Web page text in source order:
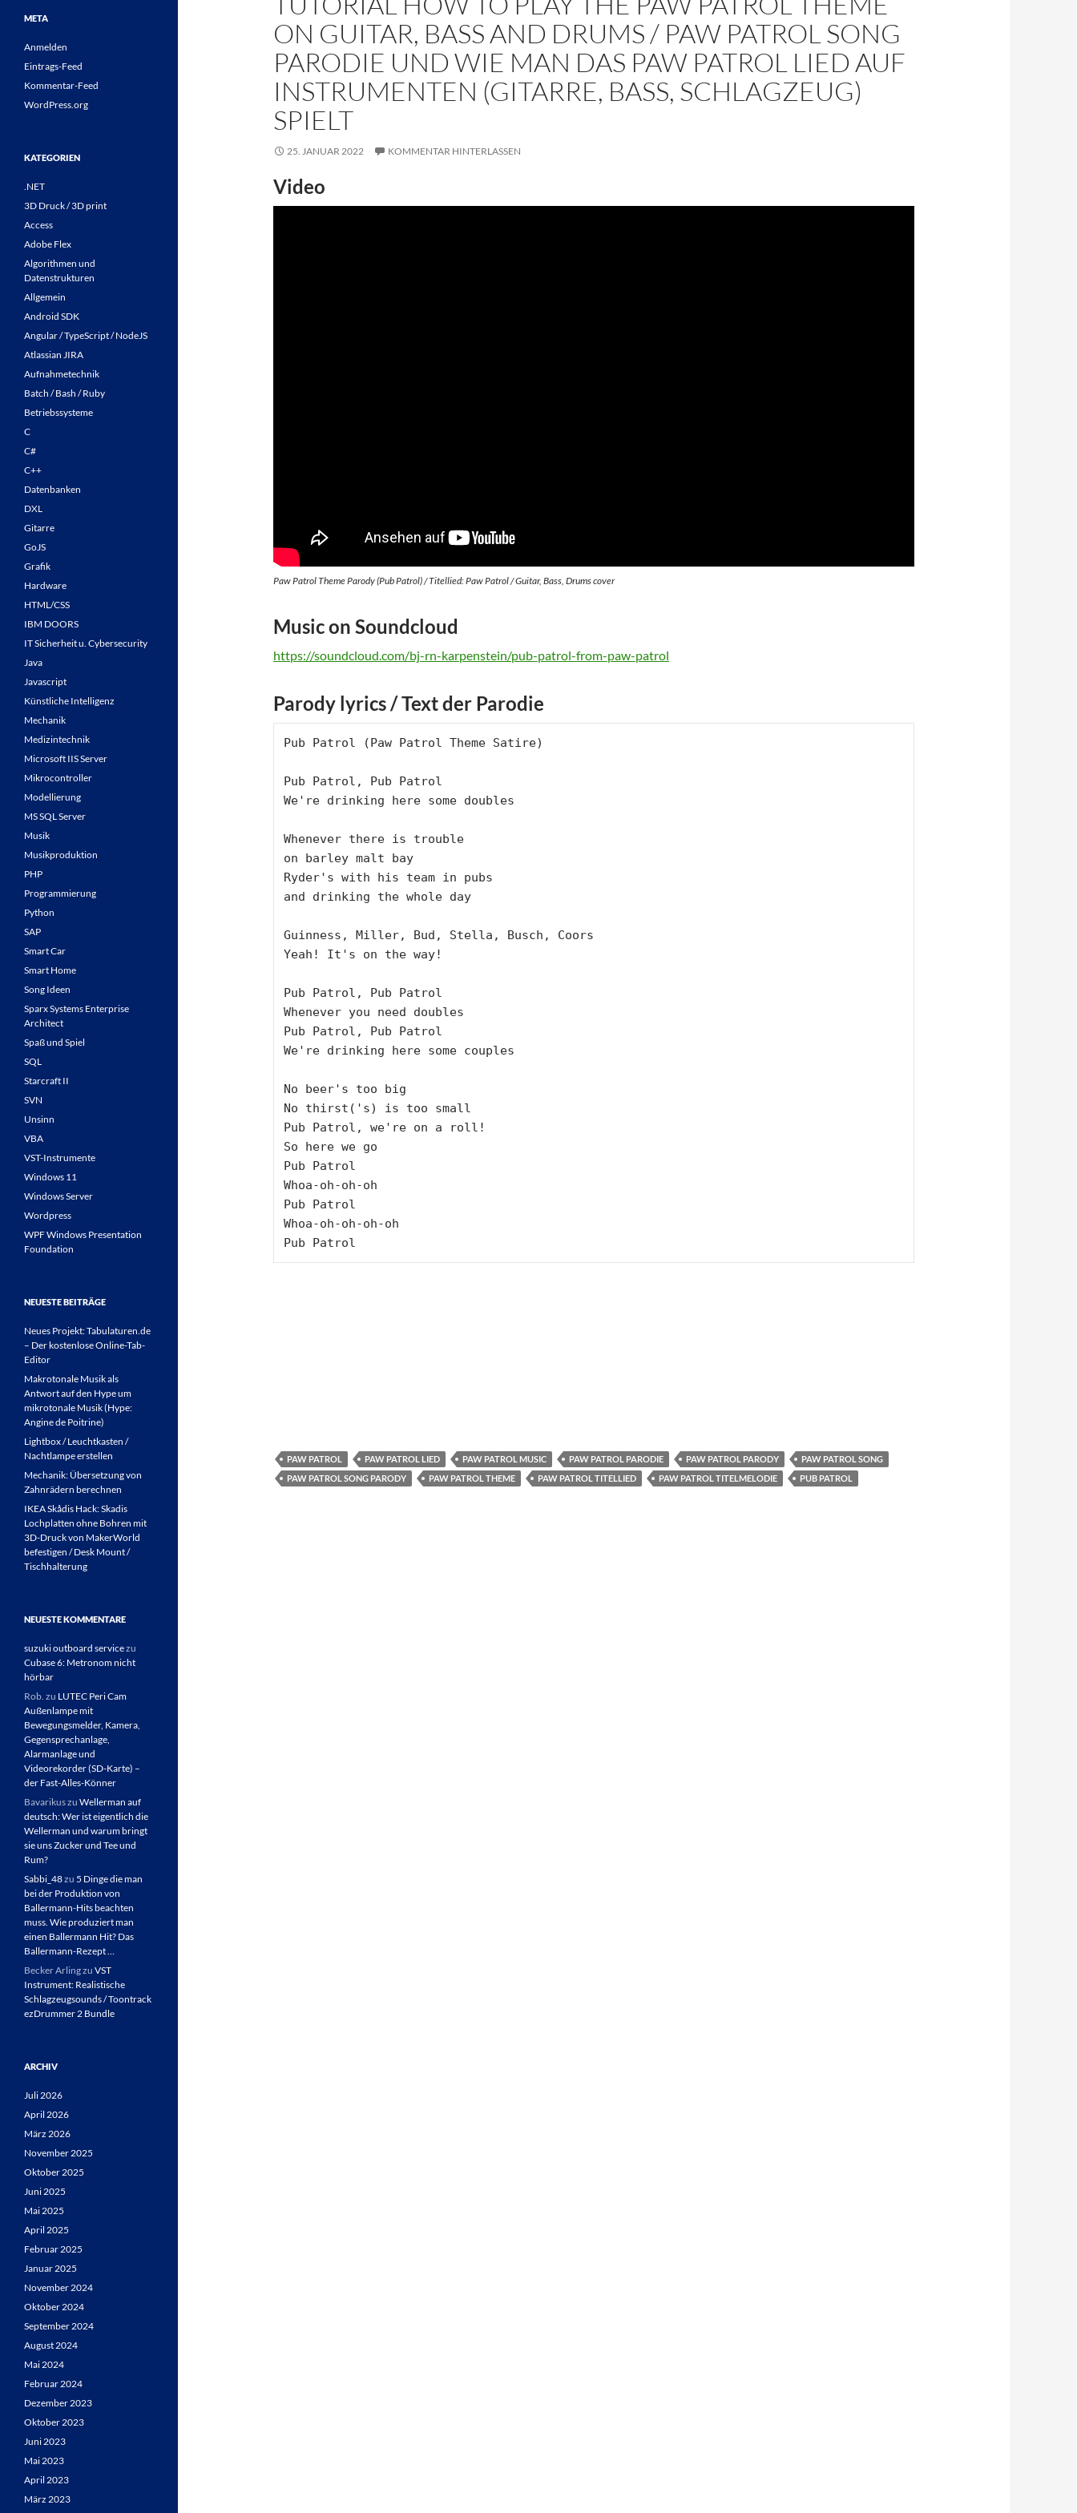
ON GUITAR, BASS AND DRUMS / PAW PATROL SONG
PARODIE UND WIE MAN DAS PAW PATROL LIED AUF
INSTRUMENTEN (GITARRE, BASS, SCHLAGZEUG)
SPIELT
25. JANUAR 2022 KOMMENTAR HINTERLASSEN
Video
Paw Patrol Theme Parody (Pub Patrol) / Titellied: Paw Patrol / Guitar, Bass, Drums cover
Music on Soundcloud
https://soundcloud.com/bj-rn-karpenstein/pub-patrol-from-paw-patrol
Parody lyrics / Text der Parodie
Pub Patrol (Paw Patrol Theme Satire)
Pub Patrol, Pub Patrol
We're drinking here some doubles
Whenever there is trouble
on barley malt bay
Ryder's with his team in pubs
and drinking the whole day
Guinness, Miller, Bud, Stella, Busch, Coors
Yeah! It's on the way!
Pub Patrol, Pub Patrol
Whenever you need doubles
Pub Patrol, Pub Patrol
We're drinking here some couples
No beer's too big
No thirst('s) is too small
Pub Patrol, we're on a roll!
So here we go
Pub Patrol
Whoa-oh-oh-oh
Pub Patrol
Whoa-oh-oh-oh-oh
Pub Patrol
PAW PATROL PAW PATROL LIED PAW PATROL MUSIC PAW PATROL PARODIE PAW PATROL PARODY
PAW PATROL SONG
PAW PATROL SONG PARODY
PAW PATROL THEME PAW PATROL TITELLIED PAW PATROL TITELMELODIE PUB PATROL
META
Anmelden
Eintrags-Feed
Kommentar-Feed
WordPress.org
KATEGORIEN
.NET
3D Druck / 3D print
Access
Adobe Flex
Algorithmen und
Datenstrukturen
Allgemein
Android SDK
Angular / TypeScript / NodeJS
Atlassian JIRA
Aufnahmetechnik
Batch / Bash / Ruby
Betriebssysteme
C
C#
C++
Datenbanken
DXL
Gitarre
GoJS
Grafik
Hardware
HTML/CSS
IBM DOORS
IT Sicherheit u. Cybersecurity
Java
Javascript
Künstliche Intelligenz
Mechanik
Medizintechnik
Microsoft IIS Server
Mikrocontroller
Modellierung
MS SQL Server
Musik
Musikproduktion
PHP
Programmierung
Python
SAP
Smart Car
Smart Home
Song Ideen
Sparx Systems Enterprise
Architect
Spaß und Spiel
SQL
Starcraft II
SVN
Unsinn
VBA
VST-Instrumente
Windows 11
Windows Server
Wordpress
WPF Windows Presentation
Foundation
NEUESTE BEITRÄGE
Neues Projekt: Tabulaturen.de
– Der kostenlose Online-Tab-
Editor
Makrotonale Musik als
Antwort auf den Hype um
mikrotonale Musik (Hype:
Angine de Poitrine)
Lightbox / Leuchtkasten /
Nachtlampe erstellen
Mechanik: Übersetzung von
Zahnrädern berechnen
IKEA Skådis Hack: Skadis
Lochplatten ohne Bohren mit
3D-Druck von MakerWorld
befestigen / Desk Mount /
Tischhalterung
NEUESTE KOMMENTARE
suzuki outboard servicezu
Cubase 6: Metronom nicht
hörbar
Rob. zu LUTEC Peri Cam
Außenlampe mit
Bewegungsmelder, Kamera,
Gegensprechanlage,
Alarmanlage und
Videorekorder (SD-Karte) –
der Fast-Alles-Könner
Bavarikuszu Wellerman auf
deutsch: Wer ist eigentlich die
Wellerman und warum bringt
sie uns Zucker und Tee und
Rum?
Sabbi_48zu 5 Dinge die man
bei der Produktion von
Ballermann-Hits beachten
muss. Wie produziert man
einen Ballermann Hit? Das
Ballermann-Rezept …
Becker Arlingzu VST
Instrument: Realistische
Schlagzeugsounds / Toontrack
ezDrummer 2 Bundle
ARCHIV
Juli 2026
April 2026
März 2026
November 2025
Oktober 2025
Juni 2025
Mai 2025
April 2025
Februar 2025
Januar 2025
November 2024
Oktober 2024
September 2024
August 2024
Mai 2024
Februar 2024
Dezember 2023
Oktober 2023
Juni 2023
Mai 2023
April 2023
März 2023